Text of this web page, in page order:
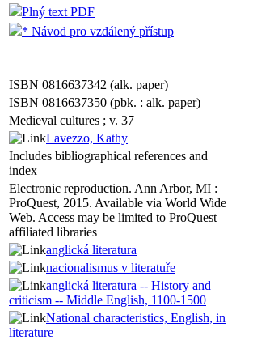
Plný text PDF
* Návod pro vzdálený přístup
ISBN 0816637342 (alk. paper)
ISBN 0816637350 (pbk. : alk. paper)
Medieval cultures ; v. 37
Lavezzo, Kathy
Includes bibliographical references and
index
Electronic reproduction. Ann Arbor, MI :
ProQuest, 2015. Available via World Wide
Web. Access may be limited to ProQuest
affiliated libraries
anglická literatura
nacionalismus v literatuře
anglická literatura -- History and
criticism -- Middle English, 1100-1500
National characteristics, English, in
literature